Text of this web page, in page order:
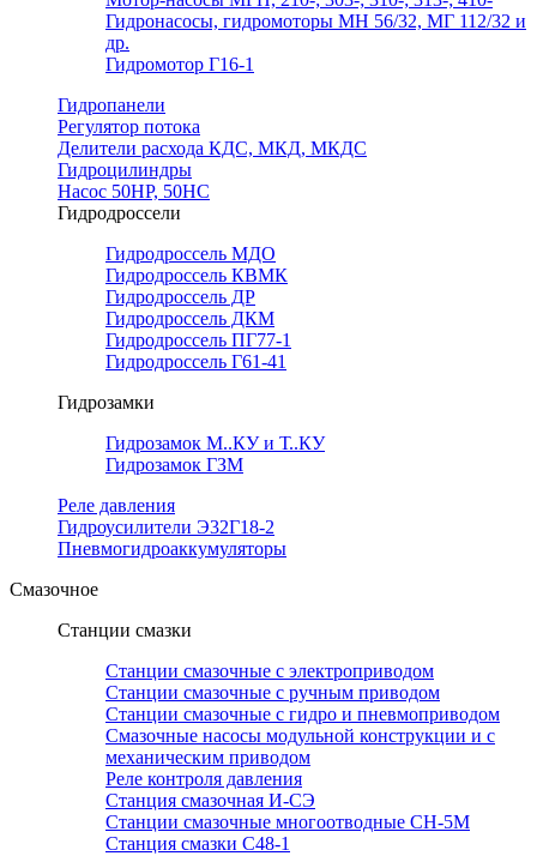
Гидронасосы, гидромоторы МН 56/32, МГ 112/32 и
др.
Гидромотор Г16-1
Гидропанели
Регулятор потока
Делители расхода КДС, МКД, МКДС
Гидроцилиндры
Насос 50НР, 50НС
Гидродроссели
Гидродроссель МДО
Гидродроссель КВМК
Гидродроссель ДР
Гидродроссель ДКМ
Гидродроссель ПГ77-1
Гидродроссель Г61-41
Гидрозамки
Гидрозамок М..КУ и Т..КУ
Гидрозамок ГЗМ
Реле давления
Гидроусилители Э32Г18-2
Пневмогидроаккумуляторы
Смазочное
Станции смазки
Станции смазочные с электроприводом
Станции смазочные с ручным приводом
Станции смазочные с гидро и пневмоприводом
Смазочные насосы модульной конструкции и с
механическим приводом
Реле контроля давления
Станция смазочная И-СЭ
Станции смазочные многоотводные СН-5М
Станция смазки С48-1